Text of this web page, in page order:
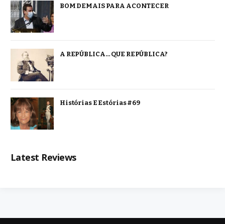
BOM DEMAIS PARA ACONTECER
A REPÚBLICA… QUE REPÚBLICA?
Histórias E Estórias #69
Latest Reviews